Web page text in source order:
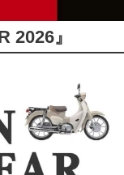
2026』